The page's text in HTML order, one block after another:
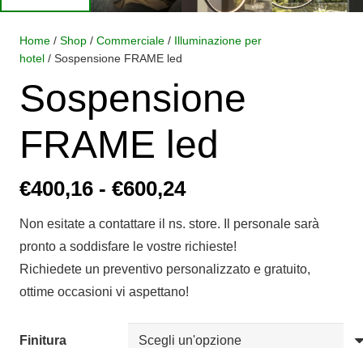
Home / Shop / Commerciale / Illuminazione per
hotel / Sospensione FRAME led
Sospensione
FRAME led
€400,16 - €600,24Fascia
prezzo:
da
€400,16
a
€600,24
Non esitate a contattare il ns. store. Il personale sarà
pronto a soddisfare le vostre richieste!
Richiedete un preventivo personalizzato e gratuito,
ottime occasioni vi aspettano!
Finitura